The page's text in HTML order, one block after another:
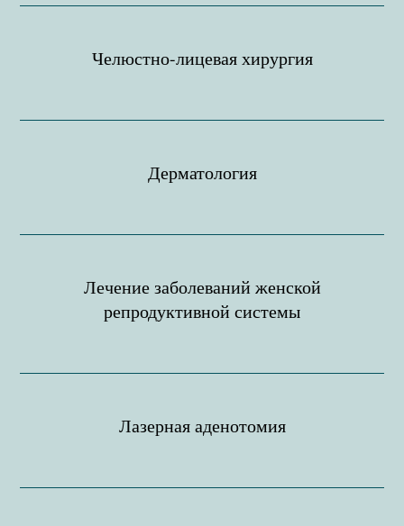
Челюстно-лицевая хирургия
Дерматология
Лечение заболеваний женской
репродуктивной системы
Лазерная аденотомия